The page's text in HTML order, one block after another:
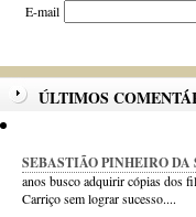
E-mail
ÚLTIMOS
SEBASTIÃO PINHEIRO DA
anos busco adquirir cópias dos
Carriço sem lograr sucesso....